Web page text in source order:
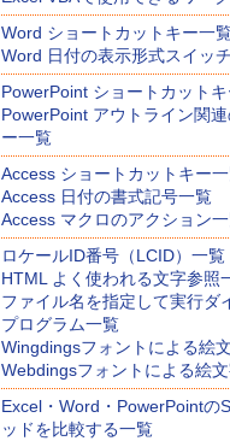
Word ショートカットキー一
Word 日付の表示形式スイッ
PowerPoint ショートカット
PowerPoint アウトライン関
ー一覧
Access ショートカットキー
Access 日付の書式記号一覧
Access マクロのアクション
ロケールID番号（LCID）一覧
HTML よく使われる文字参照
ファイル名を指定して実行ダ
プログラム一覧
Wingdingsフォントによる絵
Webdingsフォントによる絵
Excel・Word・PowerPointの
ッドを比較する一覧